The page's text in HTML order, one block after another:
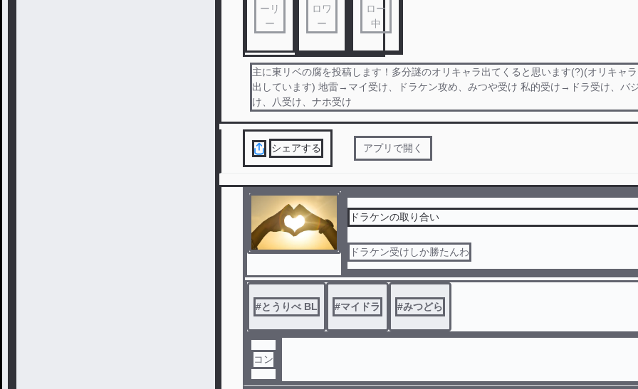
ーリ
ー
ロワ
ー
ロー
中
主に東リベの腐を投稿します！多分謎のオリキャラ出てくると思います(?)(オリキャ
出しています) 地雷→マイ受け、ドラケン攻め、みつや受け 私的受け→ドラ受け、バ
け、八受け、ナホ受け
シェアする アプリで開く
ドラケンの取り合い
ドラケン受けしか勝たんわ
#とうりべ BL #マイドラ #みつどら
コン